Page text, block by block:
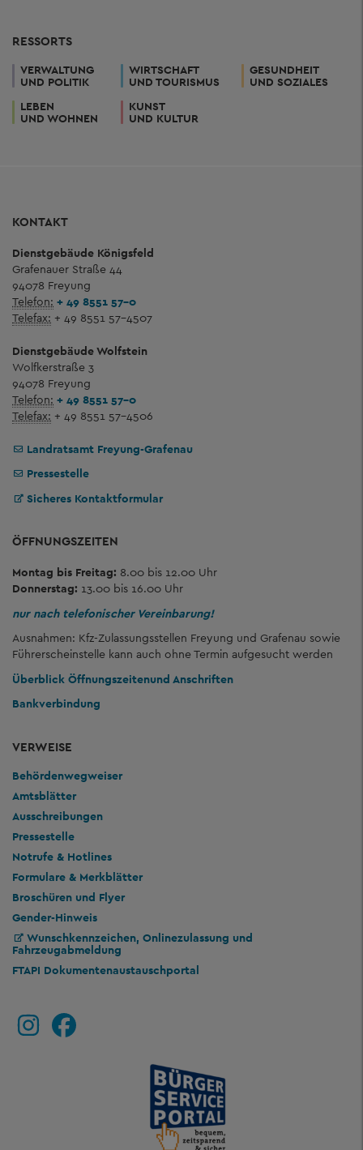
RESSORTS
VERWALTUNG
UND POLITIK
WIRTSCHAFT
UND TOURISMUS
GESUNDHEIT
UND SOZIALES
LEBEN
UND WOHNEN
KUNST
UND KULTUR
KONTAKT
Dienstgebäude Königsfeld
Grafenauer Straße 44
94078 Freyung
Telefon: + 49 8551 57-0
Telefax: + 49 8551 57-4507
Dienstgebäude Wolfstein
Wolfkerstraße 3
94078 Freyung
Telefon: + 49 8551 57-0
Telefax: + 49 8551 57-4506
Landratsamt Freyung-Grafenau
Pressestelle
Sicheres Kontaktformular
ÖFFNUNGSZEITEN
Montag bis Freitag: 8.00 bis 12.00 Uhr
Donnerstag: 13.00 bis 16.00 Uhr
nur nach telefonischer Vereinbarung!
Ausnahmen: Kfz-Zulassungsstellen Freyung und Grafenau sowie
Führerscheinstelle kann auch ohne Termin aufgesucht werden
Überblick Öffnungszeitenund Anschriften
Bankverbindung
VERWEISE
Behördenwegweiser
Amtsblätter
Ausschreibungen
Pressestelle
Notrufe & Hotlines
Formulare & Merkblätter
Broschüren und Flyer
Gender-Hinweis
Wunschkennzeichen, Onlinezulassung und
Fahrzeugabmeldung
FTAPI Dokumentenaustauschportal